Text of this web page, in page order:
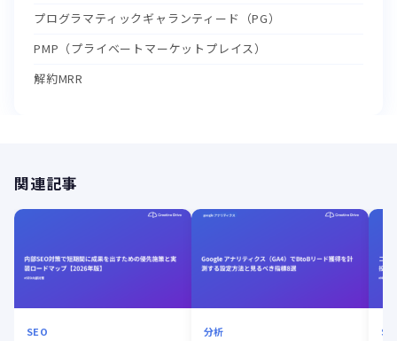
プログラマティックギャランティード（PG）
PMP（プライベートマーケットプレイス）
解約MRR
関連記事
SEO 分析